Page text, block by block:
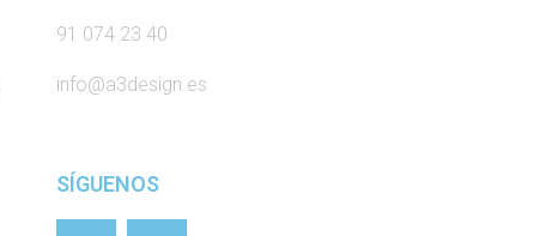
91 074 23 40
info@a3design.es
SÍGUENOS